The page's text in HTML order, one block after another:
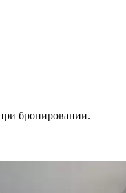
бронировании.